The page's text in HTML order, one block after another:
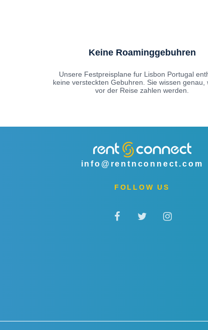
Keine Roaminggebuhren
Unsere Festpreisplane fur Lisbon Portugal
keine versteckten Gebuhren. Sie wissen genau,
vor der Reise zahlen werden.
info@rentnconnect.com
FOLLOW US